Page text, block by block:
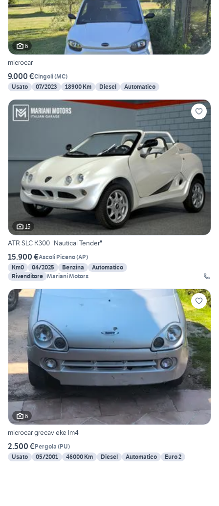
6
microcar
9.000 €Cingoli(MC)
Usato
07/2023 18900 Km Diesel Automatico
15
ATR SLC K300 "Nautical Tender"
15.900 €Ascoli Piceno(AP)
Km0
04/2025 Benzina
Automatico
Rivenditore Mariani Motors
6
microcar grecav eke lm4
2.500 €Pergola (PU)
Usato
05/2001 46000 Km Diesel Automatico Euro 2